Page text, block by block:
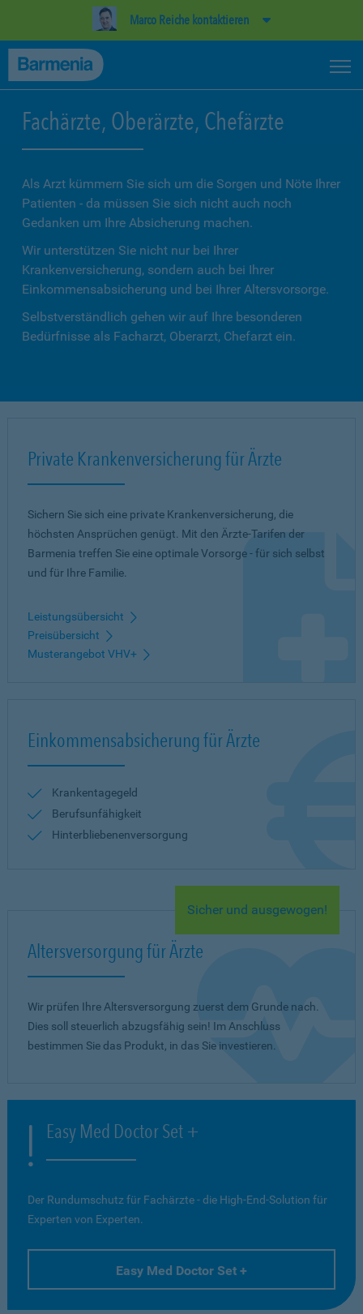
Marco Reiche kontaktieren
Fachärzte, Oberärzte, Chefärzte
Als Arzt kümmern Sie sich um die Sorgen und Nöte Ihrer
Patienten - da müssen Sie sich nicht auch noch
Gedanken um Ihre Absicherung machen.
Wir unterstützen Sie nicht nur bei Ihrer
Krankenversicherung, sondern auch bei Ihrer
Einkommensabsicherung und bei Ihrer Altersvorsorge.
Selbstverständlich gehen wir auf Ihre besonderen
Bedürfnisse als Facharzt, Oberarzt, Chefarzt ein.
Private Krankenversicherung für Ärzte
Sichern Sie sich eine private Krankenversicherung, die
höchsten Ansprüchen genügt. Mit den Ärzte-Tarifen der
Barmenia treffen Sie eine optimale Vorsorge - für sich selbst
und für Ihre Familie.
Leistungsübersicht
Preisübersicht
Musterangebot VHV+
Einkommensabsicherung für Ärzte
Krankentagegeld
Berufsunfähigkeit
Hinterbliebenenversorgung
Sicher und ausgewogen!
Altersversorgung für Ärzte
Wir prüfen Ihre Altersversorgung zuerst dem Grunde nach.
Dies soll steuerlich abzugsfähig sein! Im Anschluss
bestimmen Sie das Produkt, in das Sie investieren.
Easy Med Doctor Set +
Der Rundumschutz für Fachärzte - die High-End-Solution für
Experten von Experten.
Easy Med Doctor Set +